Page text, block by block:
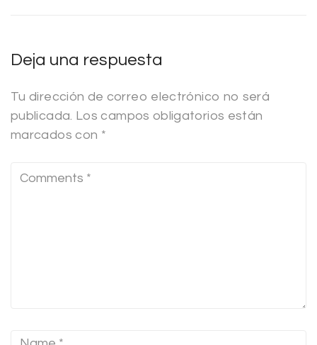
Deja una respuesta
Tu dirección de correo electrónico no será
publicada. Los campos obligatorios están
marcados con *